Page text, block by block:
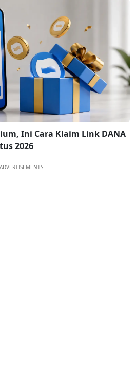
Ini Cara Klaim Link DANA
2026
ADVERTISEMENTS